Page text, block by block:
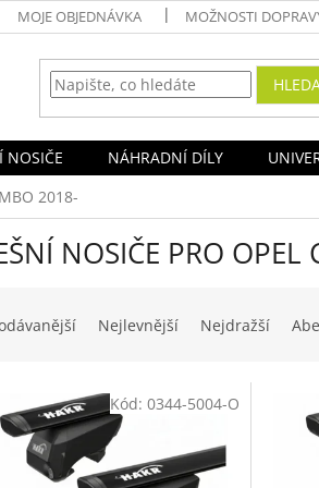
MOJE OBJEDNÁVKA MOŽNOSTI
NOSIČE NÁHRADNÍ DÍLY
2018-
NOSIČE PRO
Nejlevnější Nejdražší
Kód: 0344-5004-O